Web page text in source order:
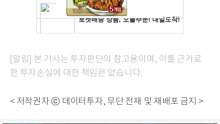
[알림] 본 기사는 투자판단의 참고용이며, 이를 근거로
한 투자손실에 대한 책임은 없습니다.
< 저작권자 ⓒ 데이터투자, 무단 전재 및 재배포 금지 >